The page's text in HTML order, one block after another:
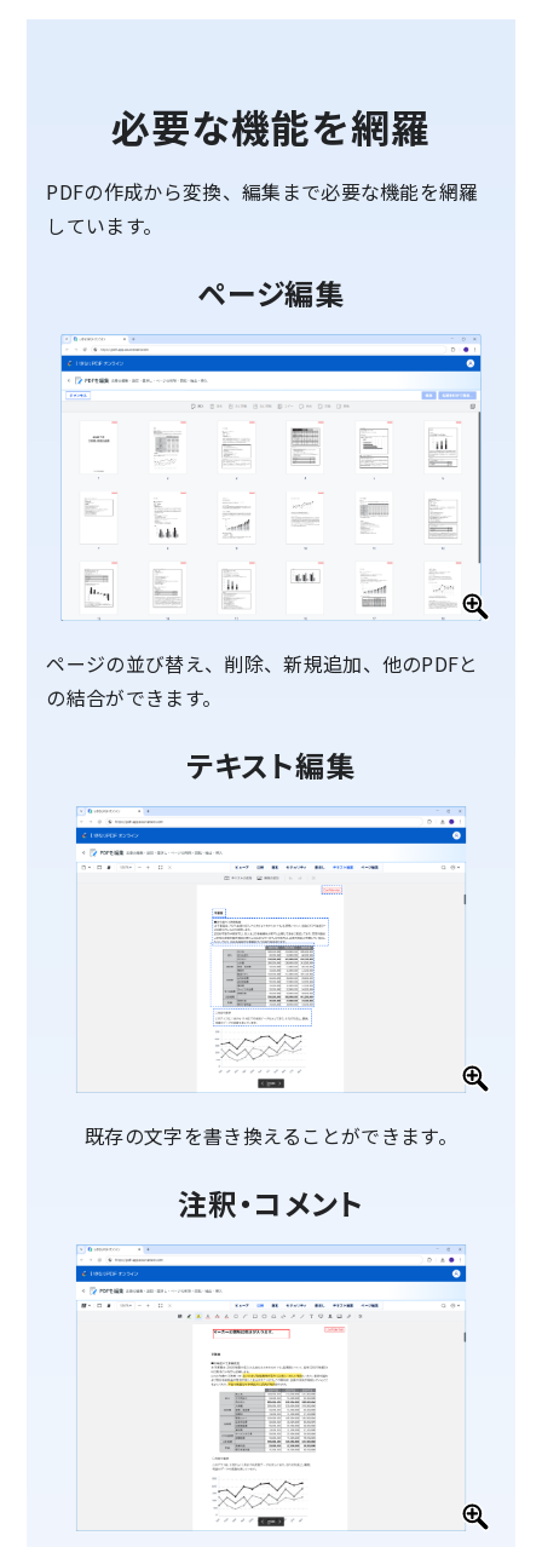
必要な機能を網羅
PDFの作成から変換、編集まで必要な機能を網羅
しています。
ページ編集
ページの並び替え、削除、新規追加、他のPDFと
の結合ができます。
テキスト編集
既存の文字を書き換えることができます。
注釈・コメント